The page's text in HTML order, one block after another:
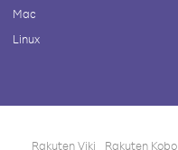
Mac
Linux
Rakuten Viki Rakuten Kobo